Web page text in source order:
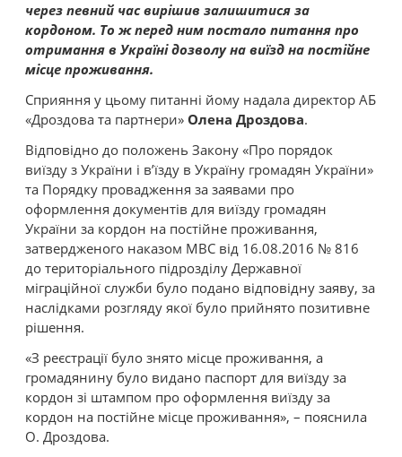
через певний час вирішив залишитися за
кордоном. То ж перед ним постало питання про
отримання в Україні дозволу на виїзд на постійне
місце проживання.
Сприяння у цьому питанні йому надала директор АБ
«Дроздова та партнери» Олена Дроздова.
Відповідно до положень Закону «Про порядок
виїзду з України і в’їзду в Україну громадян України»
та Порядку провадження за заявами про
оформлення документів для виїзду громадян
України за кордон на постійне проживання,
затвердженого наказом МВС від 16.08.2016 № 816
до територіального підрозділу Державної
міграційної служби було подано відповідну заяву, за
наслідками розгляду якої було прийнято позитивне
рішення.
«З реєстрації було знято місце проживання, а
громадянину було видано паспорт для виїзду за
кордон зі штампом про оформлення виїзду за
кордон на постійне місце проживання», – пояснила
О. Дроздова.